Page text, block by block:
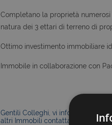
Completano la proprietà
natura dei 3 ettari di terreno di
Ottimo investimento immobiliare
Immobile in collaborazione con
Gentili Colleghi, vi informiamo
altri Immobili contattateci senza